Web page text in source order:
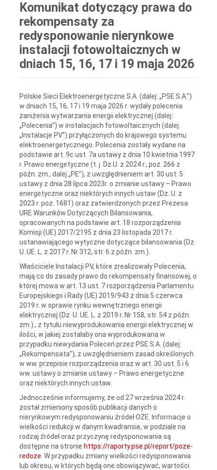
Komunikat dotyczący prawa do
rekompensaty za
redysponowanie nierynkowe
instalacji fotowoltaicznych w
dniach 15, 16, 17 i 19 maja 2026
Polskie Sieci Elektroenergetyczne S.A. (dalej: „PSE S.A.”)
w dniach 15, 16, 17 i 19 maja 2026 r. wydały polecenia
zaniżenia wytwarzania energii elektrycznej (dalej:
„Polecenia”) w instalacjach fotowoltaicznych (dalej:
„Instalacje PV”) przyłączonych do krajowego systemu
elektroenergetycznego. Polecenia zostały wydane na
podstawie art. 9c ust. 7a ustawy z dnia 10 kwietnia 1997
r. Prawo energetyczne (t. j. Dz.U. z 2024 r., poz. 266 z
późn. zm., dalej „PE”), z uwzględnieniem art. 30 ust. 5
ustawy z dnia 28 lipca 2023r. o zmianie ustawy – Prawo
energetyczne oraz niektórych innych ustaw (Dz. U. z
2023 r. poz. 1681) oraz zatwierdzonych przez Prezesa
URE Warunków Dotyczących Bilansowania,
opracowanych na podstawie art. 18 rozporządzenia
Komisji (UE) 2017/2195 z dnia 23 listopada 2017 r.
ustanawiającego wytyczne dotyczące bilansowania (Dz.
U. UE. L. z 2017 r. Nr 312, str. 6 z późn. zm.).
Właściciele Instalacji PV, które zrealizowały Polecenia,
mają co do zasady prawo do rekompensaty finansowej, o
której mowa w art. 13 ust. 7 rozporządzenia Parlamentu
Europejskiego i Rady (UE) 2019/943 z dnia 5 czerwca
2019 r. w sprawie rynku wewnętrznego energii
elektrycznej (Dz. U. UE. L. z 2019 r. Nr 158, str. 54 z późn.
zm.)., z tytułu niewyprodukowania energii elektrycznej w
ilości, w jakiej zostałaby ona wyprodukowana w
przypadku niewydania Poleceń przez PSE S.A. (dalej:
„Rekompensata”), z uwzględnieniem zasad określonych
w ww. przepisie rozporządzenia oraz w art. 30 ust. 5 i 6
ww. ustawy o zmianie ustawy – Prawo energetyczne
oraz niektórych innych ustaw.
Jednocześnie informujemy, że od 27 września 2024 r.
został zmieniony sposób publikacji danych o
nierynkowym redysponowaniu źródeł OZE. Informacje o
wielkości redukcji w danym kwadransie, w podziale na
rodzaj źródeł oraz przyczynę redysponowania są
dostępne na stronie https://raporty.pse.pl/report/poze-
redoze . W przypadku zmiany wielkości redysponowania
lub okresu, w których będą one obowiązywać, wartości